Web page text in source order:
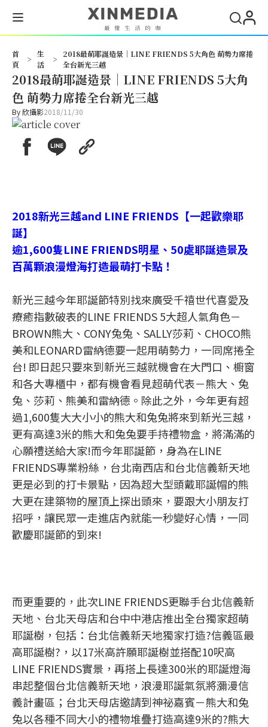
首
頁
>
生
活
>
2018最萌耶誕造景｜LINE FRIENDS 5大角色 萌勢力席捲
全台新光三越
2018最萌耶誕造景｜LINE FRIENDS 5大角
色 萌勢力席捲全台新光三越
By欣攝影2018/11/30
2018新光三越and LINE FRIENDS【一起歡樂耶
誕】
逾1,600隻LINE FRIENDS明星、50處耶誕造景及
百萬顆浪漫燈海打造最萌打卡點！
新光三越今年耶誕節特別找來廣受千禧世代喜愛及
療癒指數破表的LINE FRIENDS 5大超人氣角色－
BROWN熊大、CONY兔兔、SALLY莎莉、CHOCO熊
美和LEONARD雷納德要一起用萌勢力，一同席捲全
台! 即日起只要來到新光三越就機會在大門口、櫥窗
和各大專櫃中，都有機會看見超萌代表－熊大、兔
兔、莎莉、熊美和雷納德。除此之外，今年更有超
過1,600隻大大小小的熊大和兔兔將來到新光三越，
更有高達3米的熊大和兔兔要手持禮物盒，將滿滿的
心願禮送給大家!而今年耶誕節，身為在LINE
FRIENDS專業粉絲，台北南西店和台北信義新天地
更是必到的打卡景點，因為超大型頭戴耶誕帽的熊
大更在建築物的屋頂上探出頭來，要跟大小朋友打
招呼，讓民眾一走進店內就能一秒變好心情，一同
歡慶耶誕節的到來!
而更重要的，此次LINE FRIENDS更聯手台北信義新
天地、台北天母店和台中中港店推出全台獨家超萌
耶誕樹，包括：台北信義新天地獨家打造?信義區最
高耶誕樹?，以17米高許願耶誕樹並搭配10呎高
LINE FRIENDS實景，再搭上長達300米的耶誕燈海
串起整個台北信義新天地，浪漫耶誕氣氛將瀰漫信
義計畫區；台北天母店邀請到神祕嘉賓－熊大和兔
兔以各種不同大小的禮物堆疊打造高達9米的?熊大